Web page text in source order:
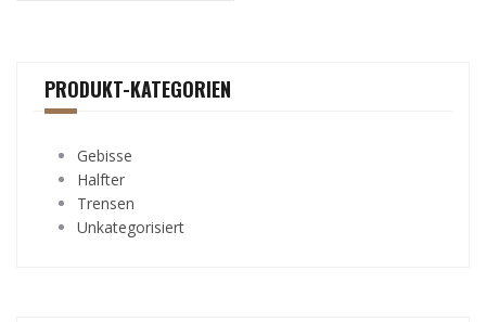
PRODUKT-KATEGORIEN
Gebisse
Halfter
Trensen
Unkategorisiert